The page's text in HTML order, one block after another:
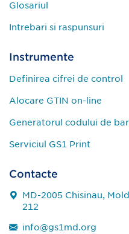
Glosariul
Intrebari si raspunsuri
Instrumente
Definirea cifrei de control
Alocare GTIN on-line
Generatorul codului de
Serviciul GS1 Print
Contacte
MD-2005 Chisinau,
212
info@gs1md.org